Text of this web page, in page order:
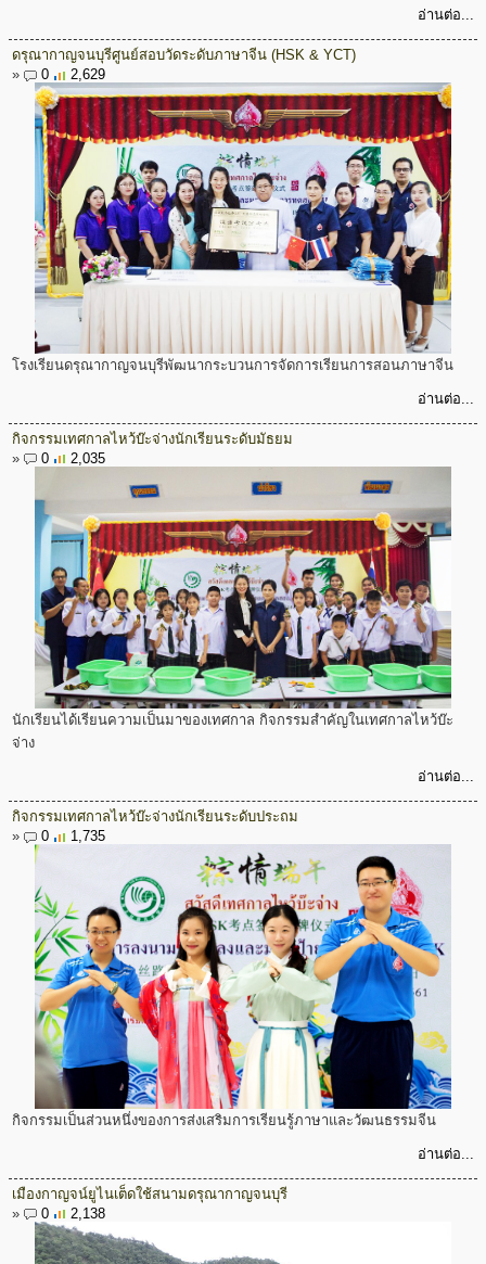
อ่านต่อ...
ดรุณากาญจนบุรีศูนย์สอบวัดระดับภาษาจีน (HSK & YCT)
»
0 2,629
โรงเรียนดรุณากาญจนบุรีพัฒนากระบวนการจัดการเรียนการสอนภาษาจีน
อ่านต่อ...
กิจกรรมเทศกาลไหว้บ๊ะจ่างนักเรียนระดับมัธยม
»
0 2,035
นักเรียนได้เรียนความเป็นมาของเทศกาล กิจกรรมสำคัญในเทศกาลไหว้บ๊ะ
จ่าง
อ่านต่อ...
กิจกรรมเทศกาลไหว้บ๊ะจ่างนักเรียนระดับประถม
»
0 1,735
กิจกรรมเป็นส่วนหนึ่งของการส่งเสริมการเรียนรู้ภาษาและวัฒนธรรมจีน
อ่านต่อ...
เมืองกาญจน์ยูไนเต็ดใช้สนามดรุณากาญจนบุรี
»
0 2,138